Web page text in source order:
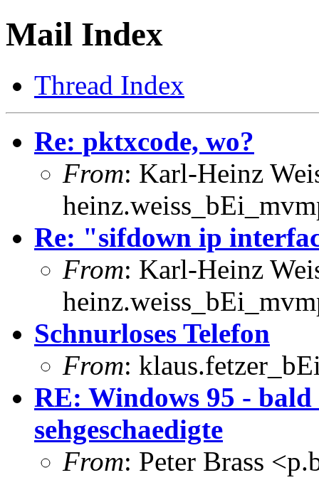
Mail Index
Thread Index
Re: pktxcode, wo?
From: Karl-Heinz
Re: "sifdown ip
From: Karl-Heinz
Schnurloses Telefon
From:
RE: Windows 95 -
sehgeschaedigte
From: Peter Brass